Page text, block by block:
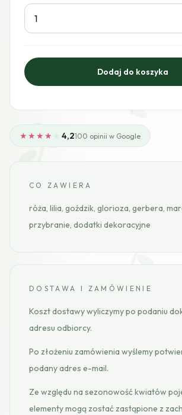
★★★★ 4,2100 opinii w Google
CO ZAWIERA
róża, lilia, goździk, glorioza, gerbera,
przybranie, dodatki dekoracyjne
DOSTAWA I ZAMÓWIENIE
Koszt dostawy wyliczymy po podaniu
adresu odbiorcy.
Po złożeniu zamówienia wyślemy
podany adres e-mail.
Ze względu na sezonowość kwiatów
elementy mogą zostać zastąpione z